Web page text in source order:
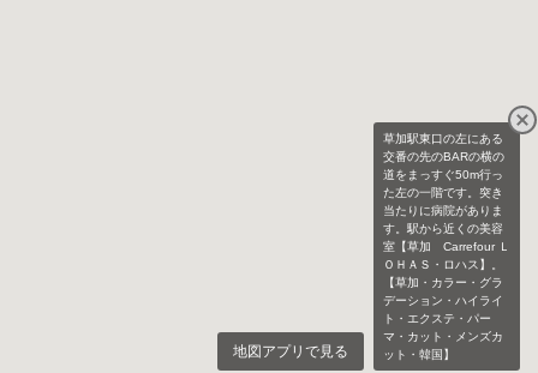
草加駅東口の左にある
交番の先のBARの横の
道をまっすぐ50m行っ
た左の一階です。突き
当たりに病院がありま
す。駅から近くの美容
室【草加 Carrefour Ｌ
ＯＨＡＳ・ロハス】。
【草加・カラー・グラ
デーション・ハイライ
ト・エクステ・パー
マ・カット・メンズカ
ット・韓国】
地図アプリで見る